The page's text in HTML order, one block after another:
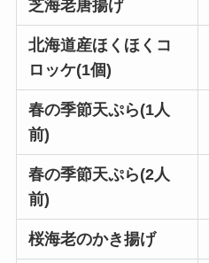
芝海老唐揚げ
北海道産ほくほくコ
ロッケ(1個)
春の季節天ぷら(1人
前)
春の季節天ぷら(2人
前)
桜海老のかき揚げ